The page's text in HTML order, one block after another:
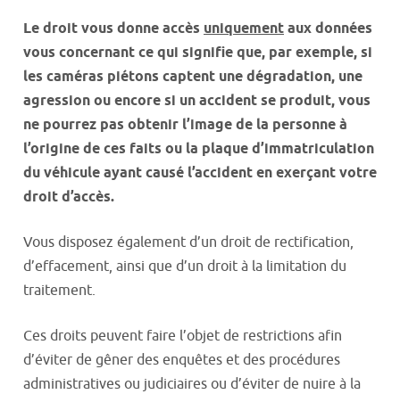
Le droit vous donne accès uniquementaux données
vous concernant ce qui signifie que, par exemple, si
les caméras piétons captent une dégradation, une
agression ou encore si un accident se produit, vous
ne pourrez pas obtenir l’image de la personne à
l’origine de ces faits ou la plaque d’immatriculation
du véhicule ayant causé l’accident en exerçant votre
droit d’accès.
Vous disposez également d’un droit de rectification,
d’effacement, ainsi que d’un droit à la limitation du
traitement.
Ces droits peuvent faire l’objet de restrictions afin
d’éviter de gêner des enquêtes et des procédures
administratives ou judiciaires ou d’éviter de nuire à la